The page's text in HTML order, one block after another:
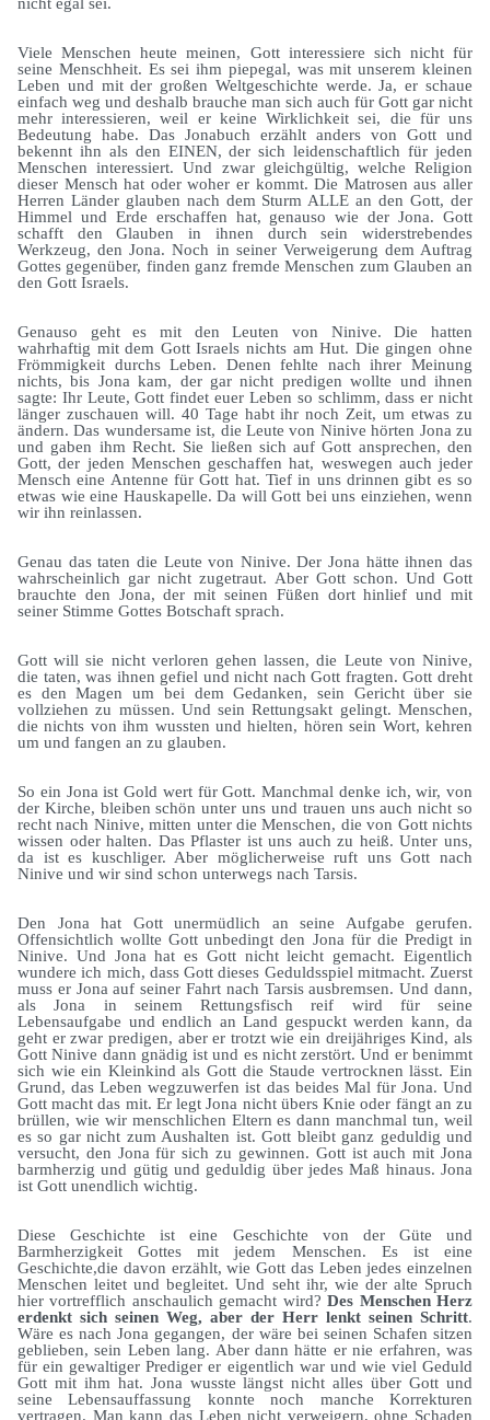
Viele Menschen heute meinen, Gott interessiere sich nicht für
seine Menschheit. Es sei ihm piepegal, was mit unserem kleinen
Leben und mit der großen Weltgeschichte werde. Ja, er schaue
einfach weg und deshalb brauche man sich auch für Gott gar nicht
mehr interessieren, weil er keine Wirklichkeit sei, die für uns
Bedeutung habe. Das Jonabuch erzählt anders von Gott und
bekennt ihn als den EINEN, der sich leidenschaftlich für jeden
Menschen interessiert. Und zwar gleichgültig, welche Religion
dieser Mensch hat oder woher er kommt. Die Matrosen aus aller
Herren Länder glauben nach dem Sturm ALLE an den Gott, der
Himmel und Erde erschaffen hat, genauso wie der Jona. Gott
schafft den Glauben in ihnen durch sein widerstrebendes
Werkzeug, den Jona. Noch in seiner Verweigerung dem Auftrag
Gottes gegenüber, finden ganz fremde Menschen zum Glauben an
den Gott Israels.
Genauso geht es mit den Leuten von Ninive. Die hatten
wahrhaftig mit dem Gott Israels nichts am Hut. Die gingen ohne
Frömmigkeit durchs Leben. Denen fehlte nach ihrer Meinung
nichts, bis Jona kam, der gar nicht predigen wollte und ihnen
sagte: Ihr Leute, Gott findet euer Leben so schlimm, dass er nicht
länger zuschauen will. 40 Tage habt ihr noch Zeit, um etwas zu
ändern. Das wundersame ist, die Leute von Ninive hörten Jona zu
und gaben ihm Recht. Sie ließen sich auf Gott ansprechen, den
Gott, der jeden Menschen geschaffen hat, weswegen auch jeder
Mensch eine Antenne für Gott hat. Tief in uns drinnen gibt es so
etwas wie eine Hauskapelle. Da will Gott bei uns einziehen, wenn
wir ihn reinlassen.
Genau das taten die Leute von Ninive. Der Jona hätte ihnen das
wahrscheinlich gar nicht zugetraut. Aber Gott schon. Und Gott
brauchte den Jona, der mit seinen Füßen dort hinlief und mit
seiner Stimme Gottes Botschaft sprach.
Gott will sie nicht verloren gehen lassen, die Leute von Ninive,
die taten, was ihnen gefiel und nicht nach Gott fragten. Gott dreht
es den Magen um bei dem Gedanken, sein Gericht über sie
vollziehen zu müssen. Und sein Rettungsakt gelingt. Menschen,
die nichts von ihm wussten und hielten, hören sein Wort, kehren
um und fangen an zu glauben.
So ein Jona ist Gold wert für Gott. Manchmal denke ich, wir, von
der Kirche, bleiben schön unter uns und trauen uns auch nicht so
recht nach Ninive, mitten unter die Menschen, die von Gott nichts
wissen oder halten. Das Pflaster ist uns auch zu heiß. Unter uns,
da ist es kuschliger. Aber möglicherweise ruft uns Gott nach
Ninive und wir sind schon unterwegs nach Tarsis.
Den Jona hat Gott unermüdlich an seine Aufgabe gerufen.
Offensichtlich wollte Gott unbedingt den Jona für die Predigt in
Ninive. Und Jona hat es Gott nicht leicht gemacht. Eigentlich
wundere ich mich, dass Gott dieses Geduldsspiel mitmacht. Zuerst
muss er Jona auf seiner Fahrt nach Tarsis ausbremsen. Und dann,
als Jona in seinem Rettungsfisch reif wird für seine
Lebensaufgabe und endlich an Land gespuckt werden kann, da
geht er zwar predigen, aber er trotzt wie ein dreijähriges Kind, als
Gott Ninive dann gnädig ist und es nicht zerstört. Und er benimmt
sich wie ein Kleinkind als Gott die Staude vertrocknen lässt. Ein
Grund, das Leben wegzuwerfen ist das beides Mal für Jona. Und
Gott macht das mit. Er legt Jona nicht übers Knie oder fängt an zu
brüllen, wie wir menschlichen Eltern es dann manchmal tun, weil
es so gar nicht zum Aushalten ist. Gott bleibt ganz geduldig und
versucht, den Jona für sich zu gewinnen. Gott ist auch mit Jona
barmherzig und gütig und geduldig über jedes Maß hinaus. Jona
ist Gott unendlich wichtig.
Diese Geschichte ist eine Geschichte von der Güte und
Barmherzigkeit Gottes mit jedem Menschen. Es ist eine
Geschichte,die davon erzählt, wie Gott das Leben jedes einzelnen
Menschen leitet und begleitet. Und seht ihr, wie der alte Spruch
hier vortrefflich anschaulich gemacht wird?Des Menschen Herz
erdenkt sich seinen Weg, aber der Herr lenkt seinen Schritt.
Wäre es nach Jona gegangen, der wäre bei seinen Schafen sitzen
geblieben, sein Leben lang. Aber dann hätte er nie erfahren, was
für ein gewaltiger Prediger er eigentlich war und wie viel Geduld
Gott mit ihm hat. Jona wusste längst nicht alles über Gott und
seine Lebensauffassung konnte noch manche Korrekturen
vertragen. Man kann das Leben nicht verweigern, ohne Schaden